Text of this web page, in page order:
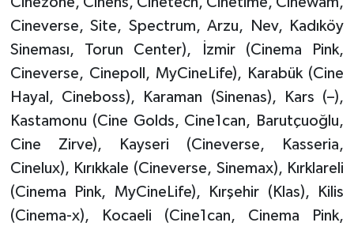
Cineverse, Site, Spectrum, Arzu, Nev, Kadıköy
Sineması, Torun Center), İzmir (Cinema Pink,
Cineverse, Cinepoll, MyCineLife), Karabük (Cine
Hayal, Cineboss), Karaman (Sinenas), Kars (–),
Kastamonu (Cine Golds, Cine1can, Barutçuoğlu,
Cine Zirve), Kayseri (Cineverse, Kasseria,
Cinelux), Kırıkkale (Cineverse, Sinemax), Kırklareli
(Cinema Pink, MyCineLife), Kırşehir (Klas), Kilis
(Cinema-x), Kocaeli (Cine1can, Cinema Pink,